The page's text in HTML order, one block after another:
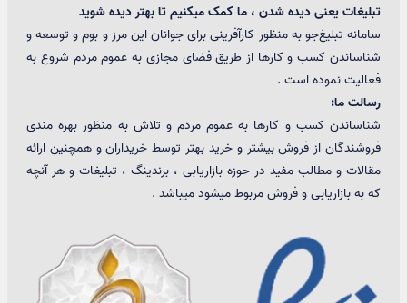
تبلیغات یعنی دیده شدن ، ما کمک میکنیم تا بهتر دیده شوید
سامانه تبلیغ‌جو به منظور کارآفرینی برای جوانان این مرز و بوم و توسعه و
شناساندن کسب و کارها از طریق فضای مجازی به عموم مردم شروع به
فعالیت نموده است .
رسالت ما:
شناساندن کسب و کارها به عموم مردم و تلاش به منظور بهره مندی
فروشندگان از فروش بیشتر و خرید بهتر توسط خریداران و همچنین ارائه
مقالات و مطالب مفید در حوزه بازاریابی ، برندینگ ، تبلیغات و هر آنچه
که به بازاریابی و فروش مربوط میشود میباشد .